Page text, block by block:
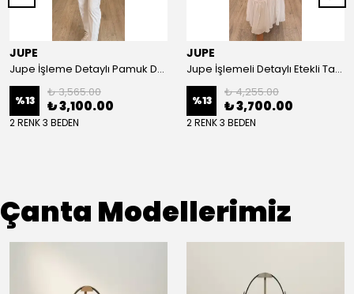
JUPE
Jupe İşleme Detaylı Pamuk Dokulu Kuşaklı Kap 9305
%13
₺ 3,565.00
₺ 3,100.00
2 RENK 3 BEDEN
JUPE
Jupe İşlemeli Detaylı Etekli Takım 8663
%13
₺ 4,255.00
₺ 3,700.00
2 RENK 3 BEDEN
Çanta Modellerimiz